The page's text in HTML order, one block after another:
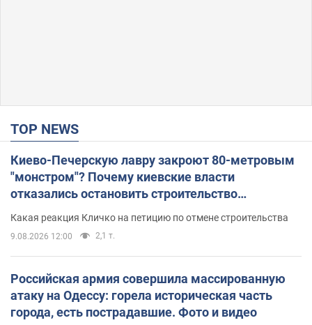
TOP NEWS
Киево-Печерскую лавру закроют 80-метровым
"монстром"? Почему киевские власти
отказались остановить строительство
небоскреба "московского верующего"
Какая реакция Кличко на петицию по отмене строительства
9.08.2026 12:00 2,1 т.
Российская армия совершила массированную
атаку на Одессу: горела историческая часть
города, есть пострадавшие. Фото и видео